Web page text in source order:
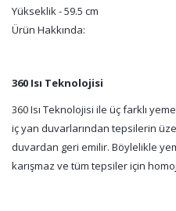
Yükseklik - 59.5 cm
Ürün Hakkında:
360 Isı Teknolojisi
360 Isı Teknolojisi ile üç farklı
iç yan duvarlarından tepsilerin
duvardan geri emilir. Böylelikle
karışmaz ve tüm tepsiler için